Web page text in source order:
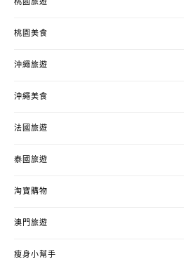
桃園旅遊
桃園美食
沖繩旅遊
沖繩美食
法國旅遊
泰國旅遊
淘寶購物
澳門旅遊
瘦身小幫手